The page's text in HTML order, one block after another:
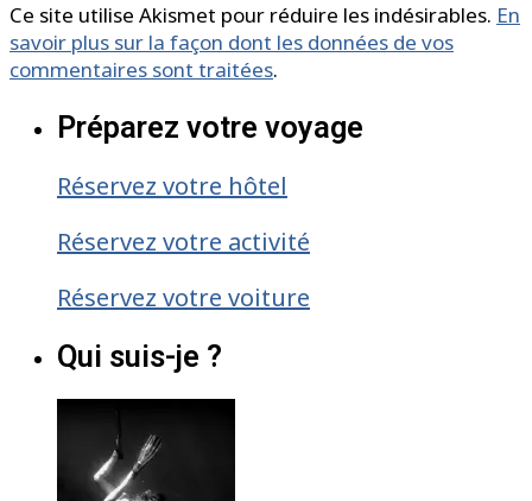
Ce site utilise Akismet pour réduire les indésirables. En
savoir plus sur la façon dont les données de vos
commentaires sont traitées.
Préparez votre voyage
Réservez votre hôtel
Réservez votre activité
Réservez votre voiture
Qui suis-je ?